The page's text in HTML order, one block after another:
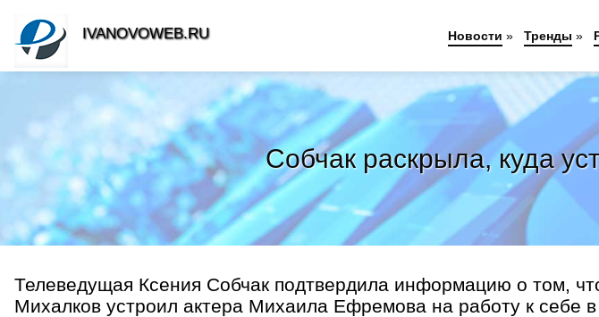
Собчак раскрыла, куда
Телеведущая Ксения Собчак подтвердила информацию о том,
Михалков устроил актера Михаила Ефремова на работу к себе
IVANOVOWEB.RU Новости » Тренды »